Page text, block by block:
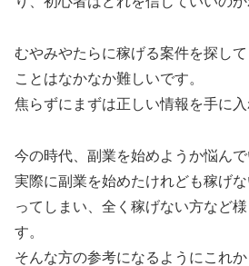
むやみやたらに稼げる案件を探し
ことはなかなか難しいです。
焦らずにまずは正しい情報を手に入
今の時代、副業を始めようか悩んで
実際に副業を始めたけれども稼げ
ってしまい、全く稼げない方など
す。
そんな方の参考になるようにこれ